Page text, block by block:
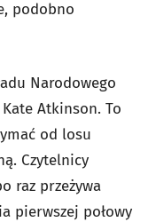
podobno
Narodowego
Atkinson. To
od losu
Czytelnicy
raz przeżywa
pierwszej połowy